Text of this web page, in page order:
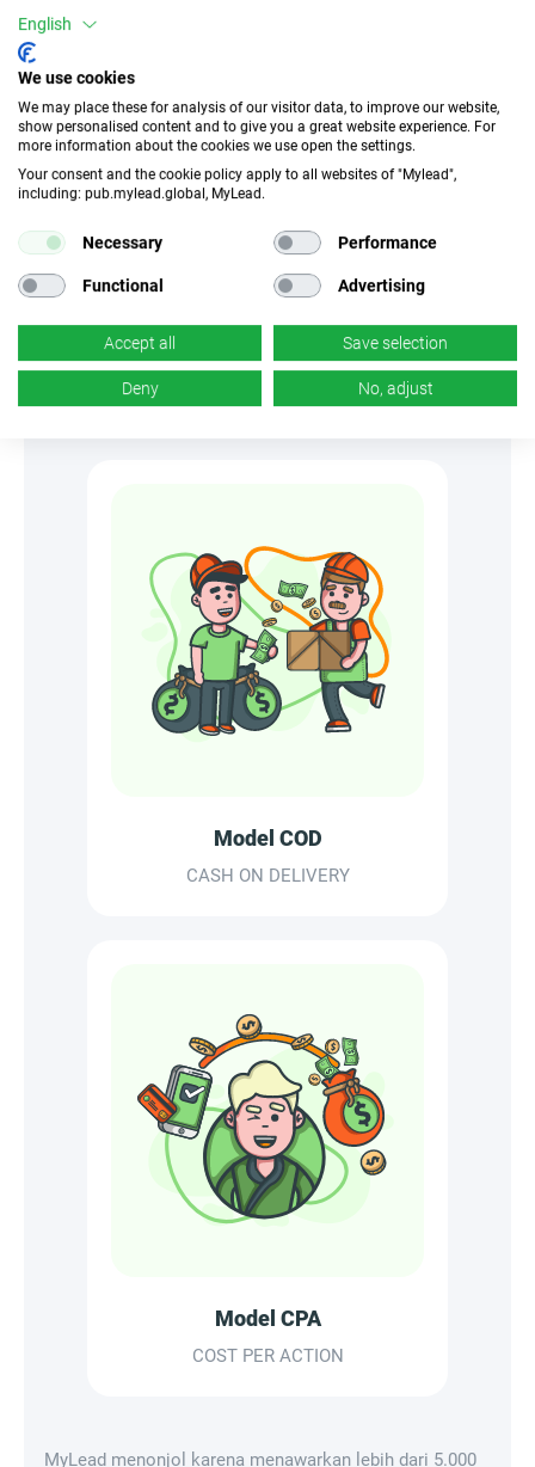
Model PPI
Model COD
CASH ON DELIVERY
Model CPA
COST PER ACTION
MyLead menonjol karena menawarkan lebih dari 5.000
English
We use cookies
We may place these for analysis of our visitor data, to improve our website,
show personalised content and to give you a great website experience. For
more information about the cookies we use open the settings.
Your consent and the cookie policy apply to all websites of "Mylead",
including: pub.mylead.global, MyLead.
Necessary Performance
Functional Advertising
Accept all Save selection
Deny No, adjust